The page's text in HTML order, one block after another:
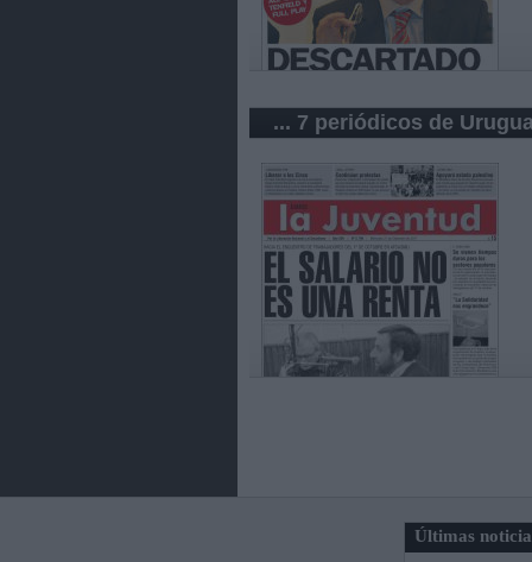
... 7 periódicos de
Últimas